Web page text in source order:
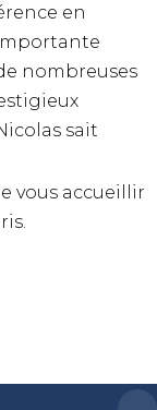
en
nombreuses
sait
vous accueillir